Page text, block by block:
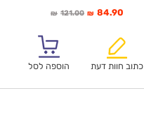
₪ 121.00המחיר
₪121.00.
₪ 84.90
הוא:
כתוב חוות דעת
הוספה לסל